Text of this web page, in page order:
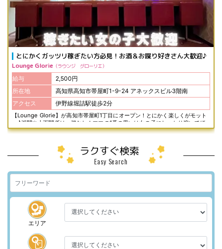
とにかくガッツリ稼ぎたい方必見！お酒＆お喋り好きさん大歓迎♪
Lounge Glorie ラウンジ グローリエ
給与
2,500円
所在地
高知県高知市帯屋町1-9-24 アネックスビル3階南
アクセス
伊野線堀詰駅徒歩2分
【Lounge Glorie】が高知市帯屋町1丁目にオープン！とにかく楽しくがモット
ー♪派閥や上下関係は一切なし！ママの1番の思いは女の子にしっかり稼いでほ
しい。飲める方は全力バック手当しかも代行代全額支給します♪ ノルマや強制は
入店特典※ワンピースプレゼントいたします！。 是非この機会をお見逃しなくお
ラクすぐ検索
Easy Search
エリア